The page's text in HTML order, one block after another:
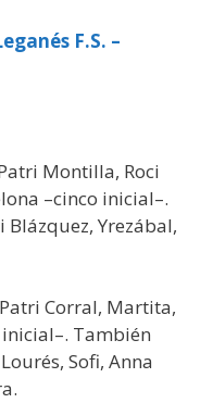
F.S. –
Montilla, Roci
–cinco inicial–.
Yrezábal,
Corral, Martita,
También
Sofi, Anna